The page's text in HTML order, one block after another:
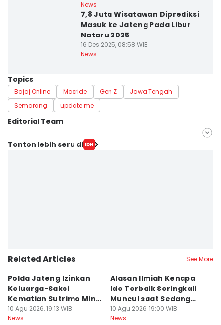
News
7,8 Juta Wisatawan Diprediksi
Masuk ke Jateng Pada Libur
Nataru 2025
16 Des 2025, 08:58 WIB
News
Topics
Bajaj Online Maxride Gen Z
Jawa Tengah
Semarang
update me
Editorial Team
Editor
Tonton lebih seru di
Related Articles See More
Polda Jateng Izinkan
Keluarga-Saksi
Kematian Sutrimo Minta
BKO LPSK
10 Agu 2026, 19:13 WIB
News
Alasan Ilmiah Kenapa
Ide Terbaik Seringkali
Muncul saat Sedang
Mandi, Bukan di Depan
Laptop
10 Agu 2026, 19:00 WIB
News